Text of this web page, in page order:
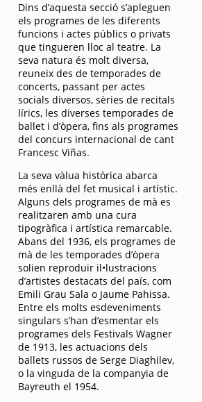
Dins d’aquesta secció s’apleguen
els programes de les diferents
funcions i actes públics o privats
que tingueren lloc al teatre. La
seva natura és molt diversa,
reuneix des de temporades de
concerts, passant per actes
socials diversos, sèries de recitals
lírics, les diverses temporades de
ballet i d’òpera, fins als programes
del concurs internacional de cant
Francesc Viñas.
La seva vàlua històrica abarca
més enllà del fet musical i artístic.
Alguns dels programes de mà es
realitzaren amb una cura
tipogràfica i artística remarcable.
Abans del 1936, els programes de
mà de les temporades d’òpera
solien reproduir il•lustracions
d’artistes destacats del país, com
Emili Grau Sala o Jaume Pahissa.
Entre els molts esdeveniments
singulars s’han d’esmentar els
programes dels Festivals Wagner
de 1913, les actuacions dels
ballets russos de Serge Diaghilev,
o la vinguda de la companyia de
Bayreuth el 1954.